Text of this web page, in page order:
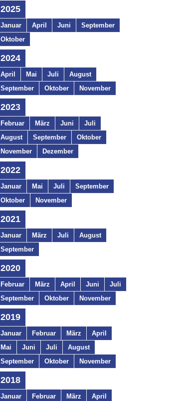
2025
Januar April Juni
September
Oktober
2024
April Mai Juli
August
September
Oktober November
2023
Februar März Juni
Juli
August
September
Oktober
November
Dezember
2022
Januar Mai Juli
September
Oktober
November
2021
Januar März Juli
August
September
2020
Februar März April Juni
Juli
September
Oktober November
2019
Januar Februar März
April
Mai
Juni Juli
August
September
Oktober November
2018
Januar Februar März
April